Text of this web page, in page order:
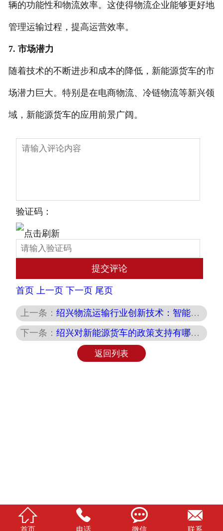
辆的功能性和物流效率。这使得物流企业能够更好地
管理运输过程，提高运营效率。
7. 市场潜力
随着技术的不断进步和成本的降低，新能源货车的市
场潜力巨大。特别是在电商物流、冷链物流等新兴领
域，新能源货车的应用前景广阔。
验证码：
首页 上一页 下一页 尾页
上一条： 绍兴物流运输行业创新技术：智能化与绿色化引领未来
下一条： 绍兴对新能源货车的政策支持有哪些？
返回列表
   